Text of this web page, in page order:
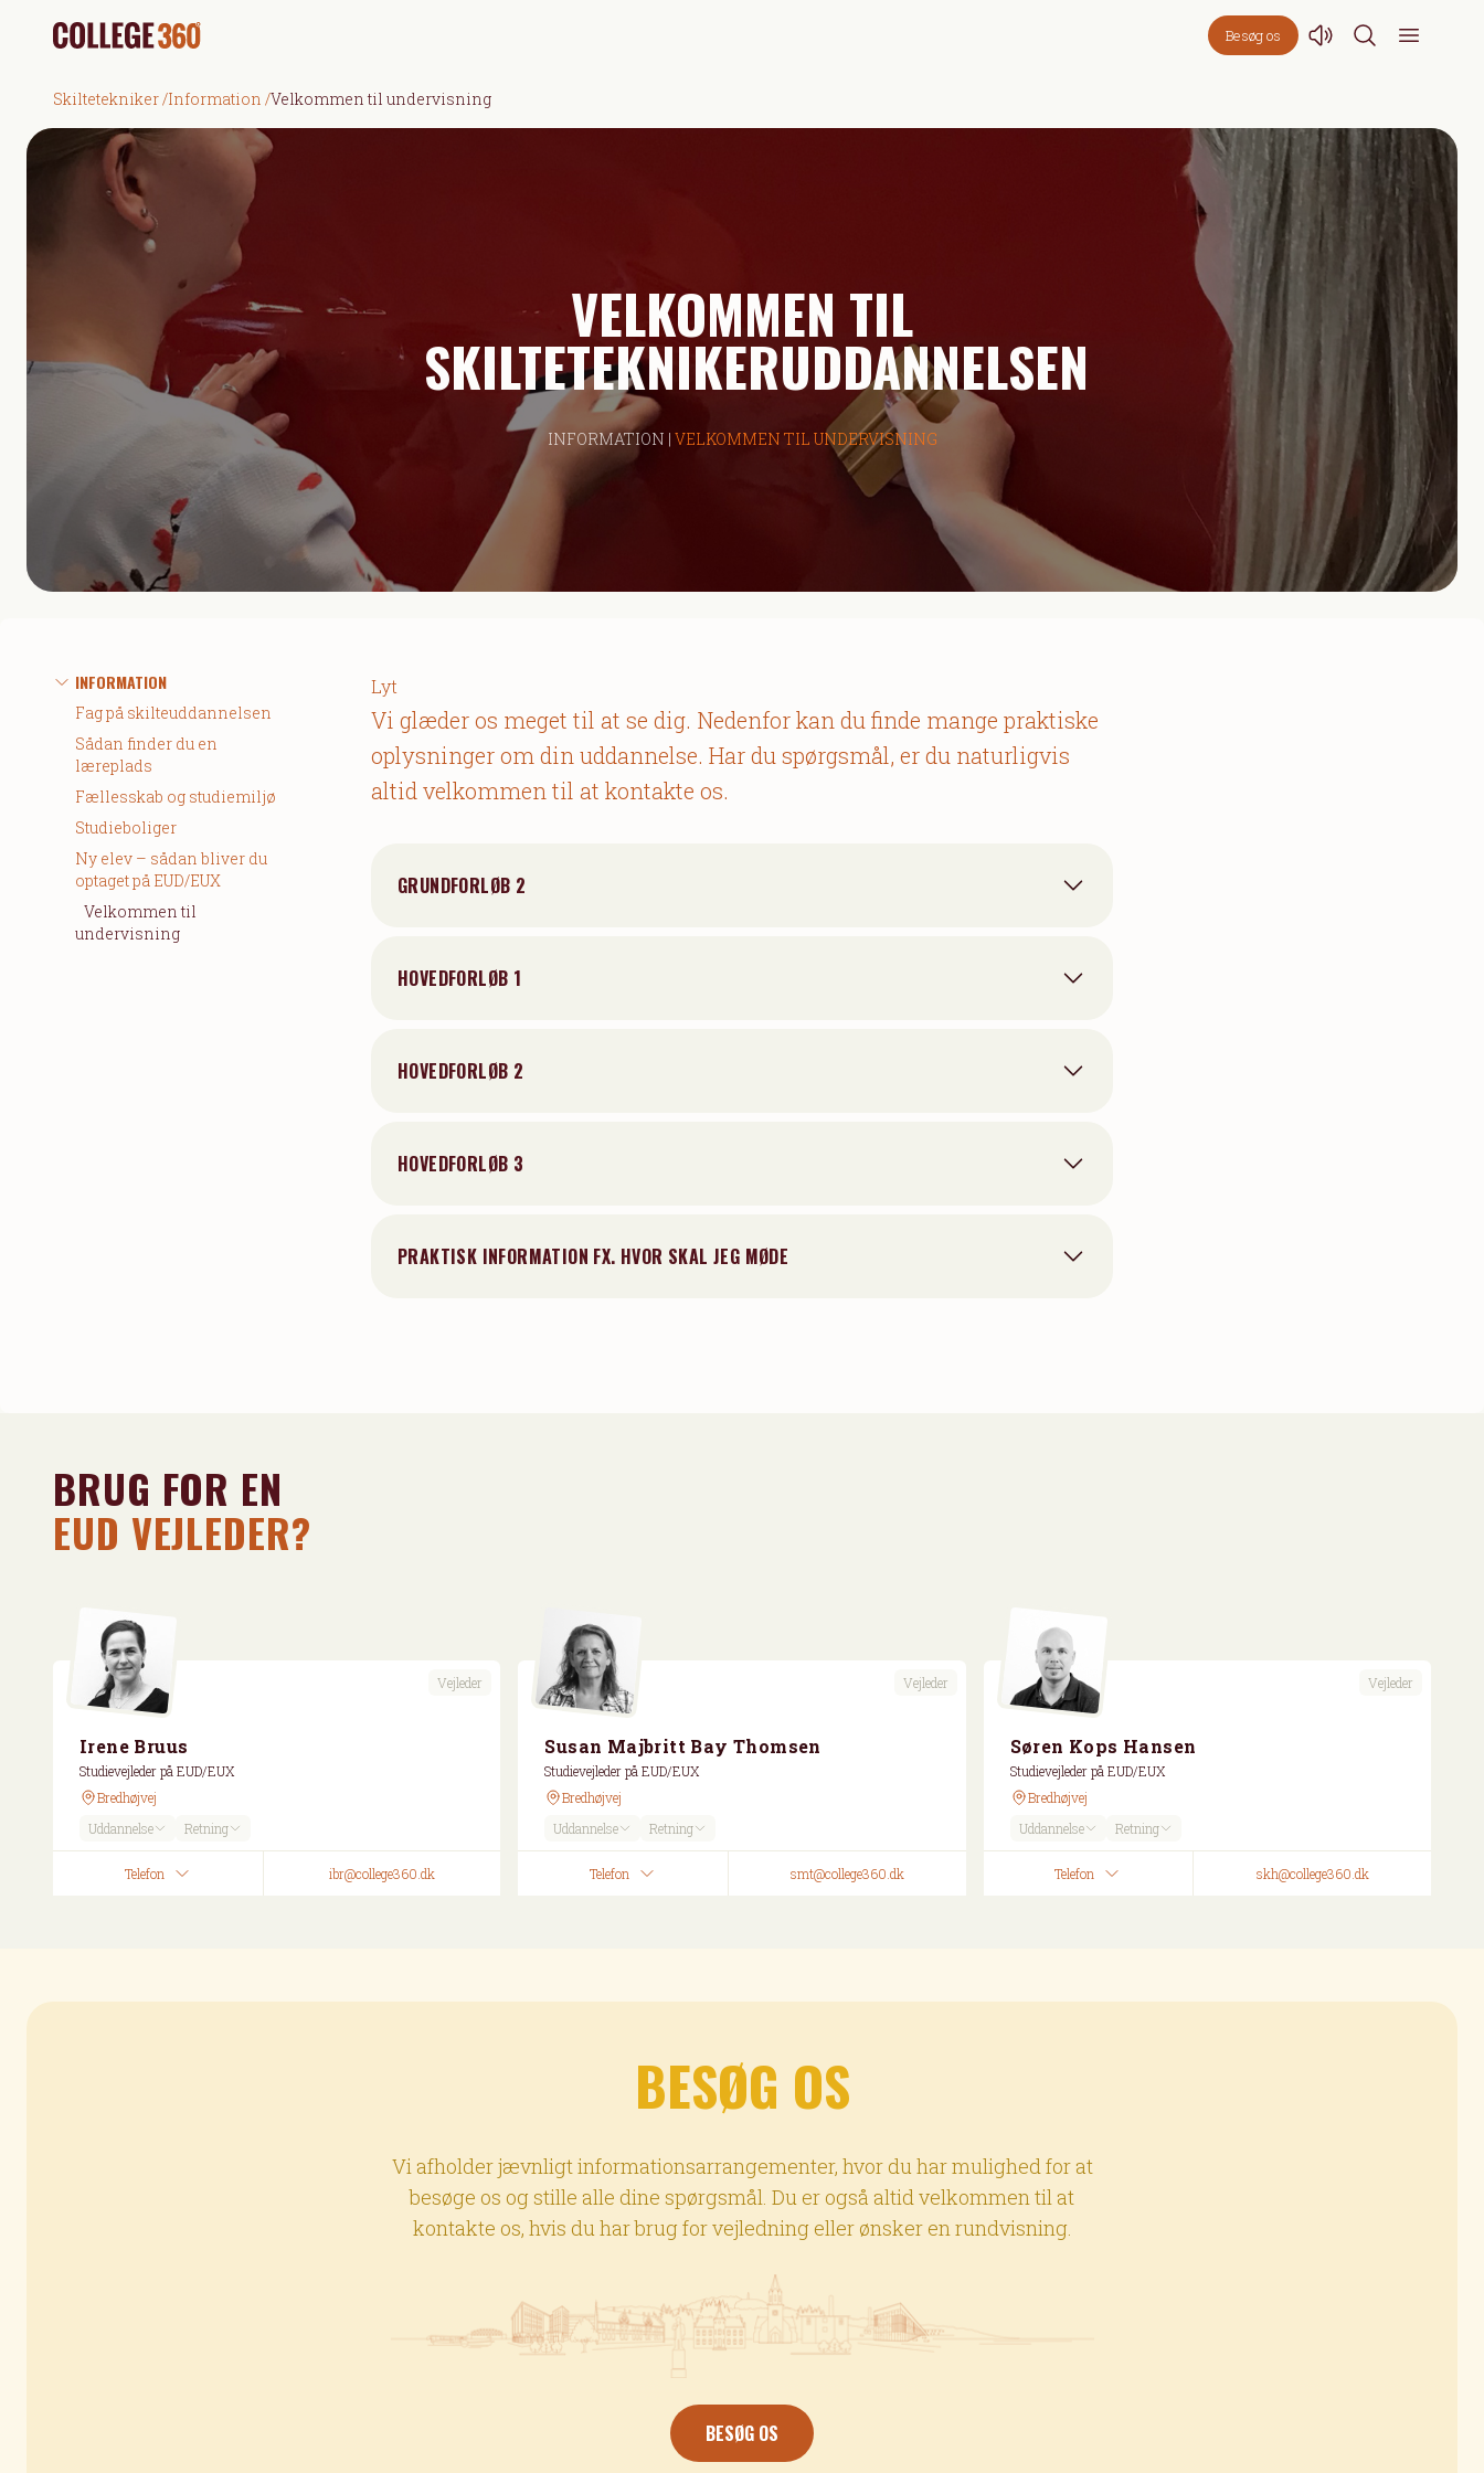
Besøg os
Skiltetekniker/Information /Velkommen til undervisning
VELKOMMEN TIL
SKILTETEKNIKERUDDANNELSEN
INFORMATION | VELKOMMEN TIL UNDERVISNING
INFORMATION
Fag på skilteuddannelsen
Sådan finder du en
læreplads
Fællesskab og studiemiljø
Studieboliger
Ny elev – sådan bliver du
optaget på EUD/EUX
Velkommen til
undervisning
Lyt
Vi glæder os meget til at se dig. Nedenfor kan du finde mange praktiske
oplysninger om din uddannelse. Har du spørgsmål, er du naturligvis
altid velkommen til at kontakte os.
GRUNDFORLØB 2
HOVEDFORLØB 1
HOVEDFORLØB 2
HOVEDFORLØB 3
PRAKTISK INFORMATION FX. HVOR SKAL JEG MØDE
BRUG FOR EN
EUD VEJLEDER?
Vejleder
Irene Bruus
Studievejleder på EUD/EUX
Bredhøjvej
Uddannelse
Retning
Telefon ibr@college360.dk
Vejleder
Susan Majbritt Bay Thomsen
Studievejleder på EUD/EUX
Bredhøjvej
Uddannelse
Retning
Telefon smt@college360.dk
Vejleder
Søren Kops Hansen
Studievejleder på EUD/EUX
Bredhøjvej
Uddannelse
Retning
Telefon skh@college360.dk
BESØG OS
Vi afholder jævnligt informationsarrangementer, hvor du har mulighed for at
besøge os og stille alle dine spørgsmål. Du er også altid velkommen til at
kontakte os, hvis du har brug for vejledning eller ønsker en rundvisning.
BESØG OS